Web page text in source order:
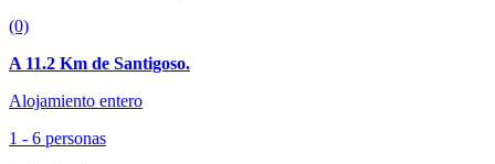
(0)
A 11.2 Km de Santigoso.
Alojamiento entero
1 - 6 personas